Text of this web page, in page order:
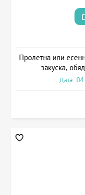
Пролетна или
закуска,
Дата: